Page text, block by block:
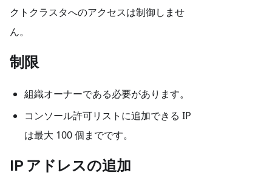
クトクラスタへのアクセスは制御しませ
ん。
制限
組織オーナーである必要があります。
コンソール許可リストに追加できる IP
は最大 100 個までです。
IP アドレスの追加